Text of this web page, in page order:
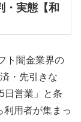
・実態【和
ト闇金業界の
・先引きな
日営業」と条
利用者が集まっ